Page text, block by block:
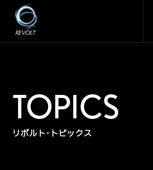
TOPICS
リボルト･トピックス